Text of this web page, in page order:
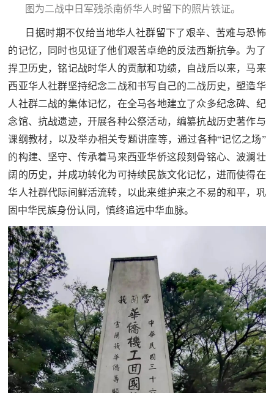
图为二战中日军残杀南侨华人时留下的照片铁证。
日据时期不仅给当地华人社群留下了艰辛、苦难与恐怖
的记忆，同时也见证了他们艰苦卓绝的反法西斯抗争。为了
捍卫历史，铭记战时华人的贡献和功绩，自战后以来，马来
西亚华人社群坚持纪念二战和书写自己的二战历史，塑造华
人社群二战的集体记忆，在全马各地建立了众多纪念碑、纪
念馆、抗战遗迹，开展各种公祭活动，编纂抗战历史著作与
课纲教材，以及举办相关专题讲座等，通过各种“记忆之场”
的构建、坚守、传承着马来西亚华侨这段刻骨铭心、波澜壮
阔的历史，并成功转化为可持续民族文化记忆，进而使得在
华人社群代际间鲜活流转，以此来维护来之不易的和平，巩
固中华民族身份认同，慎终追远中华血脉。